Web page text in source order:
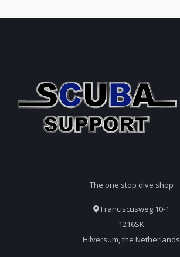
The one stop dive shop
Franciscusweg 10-1
1216SK
Hilversum, the Netherlands